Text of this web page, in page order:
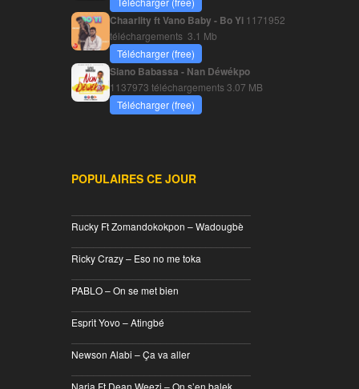
Chaarlity ft Vano Baby - Bo Yi 1171952
téléchargements 3.1 Mb
Télécharger (free)
Siano Babassa - Nan Déwékpo
1137973 téléchargements3.07 MB
Télécharger (free)
POPULAIRES CE JOUR
Rucky Ft Zomandokokpon – Wadougbè
Ricky Crazy – Eso no me toka
PABLO – On se met bien
Esprit Yovo – Atingbé
Newson Alabi – Ça va aller
Naria Ft Dean Weezi – On s’en balek